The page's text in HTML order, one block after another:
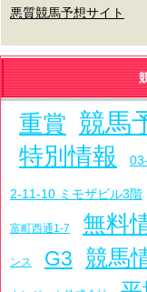
悪質競馬予想サイト
重賞 競馬
特別情報
2-11-10 ミモザビル3階
富町西通1-7 無料
ンス G3 競馬